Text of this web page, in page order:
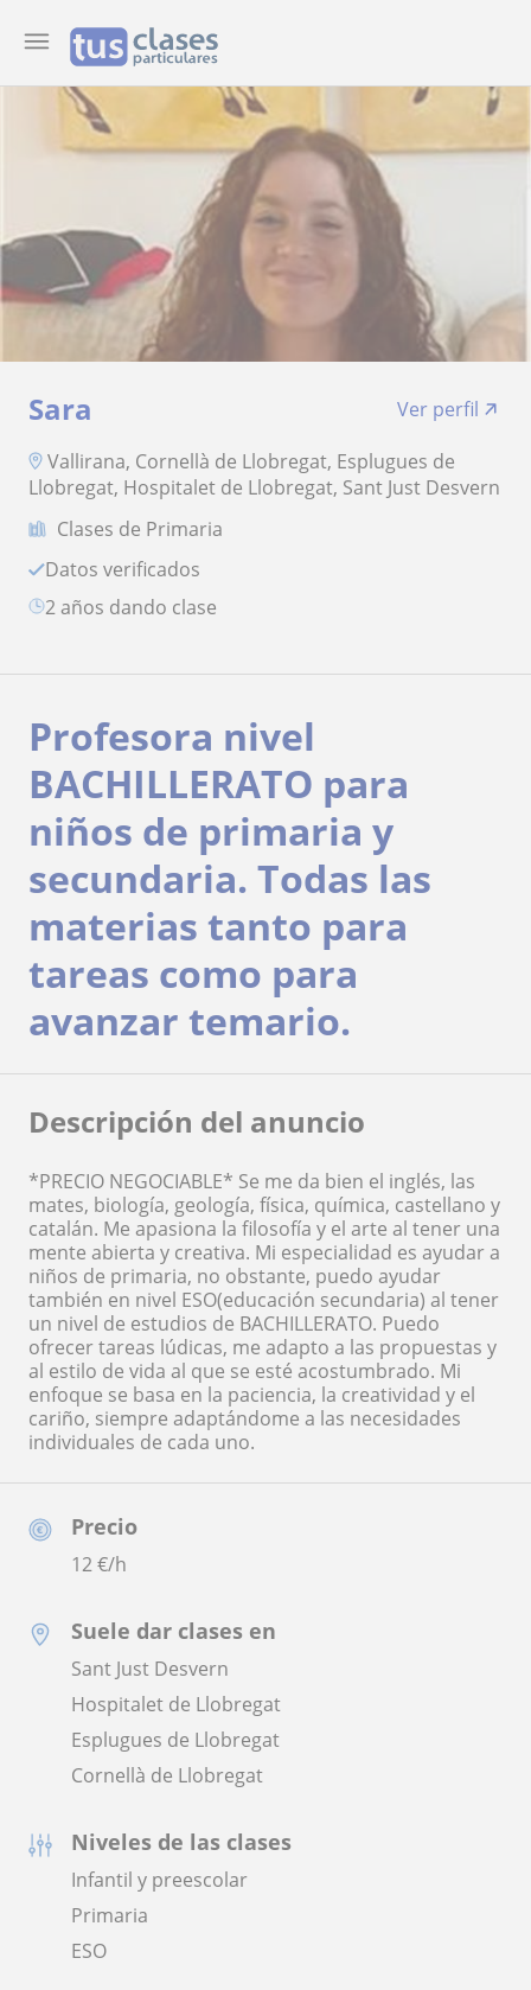
Sara
Ver perfil
Vallirana, Cornellà de Llobregat, Esplugues de
Llobregat, Hospitalet de Llobregat, Sant Just Desvern
Clases de Primaria
Datos verificados
2 años dando clase
Precio
12€/h
Suele dar clases en
Sant Just Desvern
Hospitalet de Llobregat
Esplugues de Llobregat
Cornellà de Llobregat
Niveles de las clases
Infantil y preescolar
Primaria
ESO
Profesora nivel
BACHILLERATO para
niños de primaria y
secundaria. Todas las
materias tanto para
tareas como para
avanzar temario.
Descripción del anuncio
*PRECIO NEGOCIABLE* Se me da bien el inglés, las
mates, biología, geología, física, química, castellano y
catalán. Me apasiona la filosofía y el arte al tener una
mente abierta y creativa. Mi especialidad es ayudar a
niños de primaria, no obstante, puedo ayudar
también en nivel ESO(educación secundaria) al tener
un nivel de estudios de BACHILLERATO. Puedo
ofrecer tareas lúdicas, me adapto a las propuestas y
al estilo de vida al que se esté acostumbrado. Mi
enfoque se basa en la paciencia, la creatividad y el
cariño, siempre adaptándome a las necesidades
individuales de cada uno.